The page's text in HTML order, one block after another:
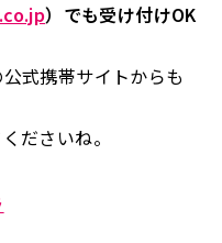
）でも受け付けOK
式携帯サイトからも
ださいね。